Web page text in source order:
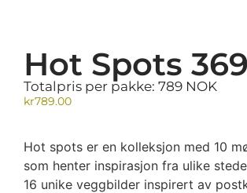
Hot Spots
Totalpris per pakke: 789 NOK
kr789.00
Hot spots er en kolleksjon med 10
som henter inspirasjon fra ulike
16 unike veggbilder inspirert av